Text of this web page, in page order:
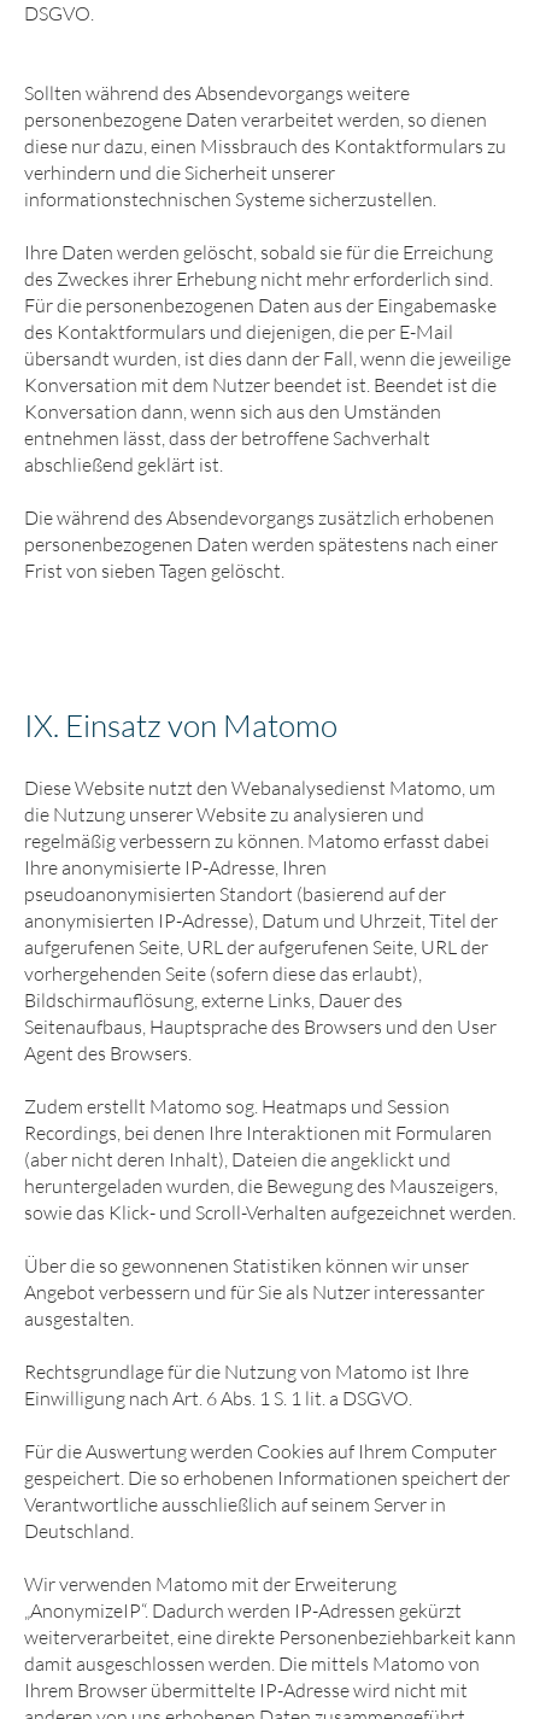
DSGVO.
Sollten während des Absendevorgangs weitere
personenbezogene Daten verarbeitet werden, so dienen
diese nur dazu, einen Missbrauch des Kontaktformulars zu
verhindern und die Sicherheit unserer
informationstechnischen Systeme sicherzustellen.
Ihre Daten werden gelöscht, sobald sie für die Erreichung
des Zweckes ihrer Erhebung nicht mehr erforderlich sind.
Für die personenbezogenen Daten aus der Eingabemaske
des Kontaktformulars und diejenigen, die per E-Mail
übersandt wurden, ist dies dann der Fall, wenn die jeweilige
Konversation mit dem Nutzer beendet ist. Beendet ist die
Konversation dann, wenn sich aus den Umständen
entnehmen lässt, dass der betroffene Sachverhalt
abschließend geklärt ist.
Die während des Absendevorgangs zusätzlich erhobenen
personenbezogenen Daten werden spätestens nach einer
Frist von sieben Tagen gelöscht.
IX. Einsatz von Matomo
Diese Website nutzt den Webanalysedienst Matomo, um
die Nutzung unserer Website zu analysieren und
regelmäßig verbessern zu können. Matomo erfasst dabei
Ihre anonymisierte IP-Adresse, Ihren
pseudoanonymisierten Standort (basierend auf der
anonymisierten IP-Adresse), Datum und Uhrzeit, Titel der
aufgerufenen Seite, URL der aufgerufenen Seite, URL der
vorhergehenden Seite (sofern diese das erlaubt),
Bildschirmauflösung, externe Links, Dauer des
Seitenaufbaus, Hauptsprache des Browsers und den User
Agent des Browsers.
Zudem erstellt Matomo sog. Heatmaps und Session
Recordings, bei denen Ihre Interaktionen mit Formularen
(aber nicht deren Inhalt), Dateien die angeklickt und
heruntergeladen wurden, die Bewegung des Mauszeigers,
sowie das Klick- und Scroll-Verhalten aufgezeichnet werden.
Über die so gewonnenen Statistiken können wir unser
Angebot verbessern und für Sie als Nutzer interessanter
ausgestalten.
Rechtsgrundlage für die Nutzung von Matomo ist Ihre
Einwilligung nach Art. 6 Abs. 1 S. 1 lit. a DSGVO.
Für die Auswertung werden Cookies auf Ihrem Computer
gespeichert. Die so erhobenen Informationen speichert der
Verantwortliche ausschließlich auf seinem Server in
Deutschland.
Wir verwenden Matomo mit der Erweiterung
„AnonymizeIP“. Dadurch werden IP-Adressen gekürzt
weiterverarbeitet, eine direkte Personenbeziehbarkeit kann
damit ausgeschlossen werden. Die mittels Matomo von
Ihrem Browser übermittelte IP-Adresse wird nicht mit